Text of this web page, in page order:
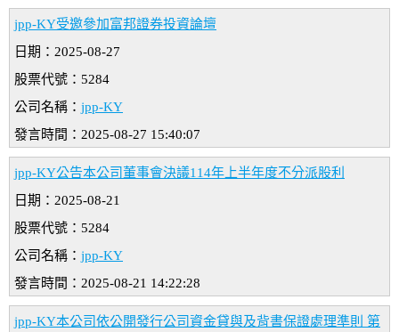
jpp-KY受邀參加富邦證券投資論壇
日期：2025-08-27
股票代號：5284
公司名稱： jpp-KY
發言時間：2025-08-27 15:40:07
jpp-KY公告本公司董事會決議114年上半年度不分派股利
日期：2025-08-21
股票代號：5284
公司名稱： jpp-KY
發言時間：2025-08-21 14:22:28
jpp-KY本公司依公開發行公司資金貸與及背書保證處理準則 第